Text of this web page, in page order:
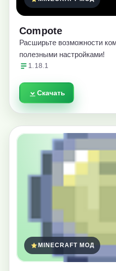
Compote
Расширьте возможности
полезными настройками!
1.18.1
Скачать
MINECRAFT МОД